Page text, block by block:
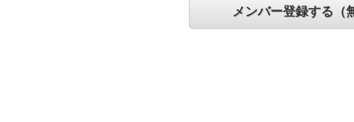
メンバー登録する（